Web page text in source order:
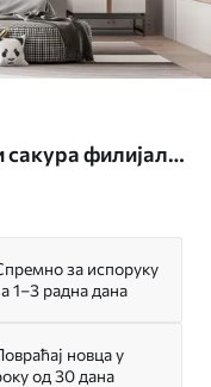
сакура филијала
за испоруку
1–3 радна дана
новца у
од 30 дана